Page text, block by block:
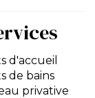
d'accueil
de bains
privative